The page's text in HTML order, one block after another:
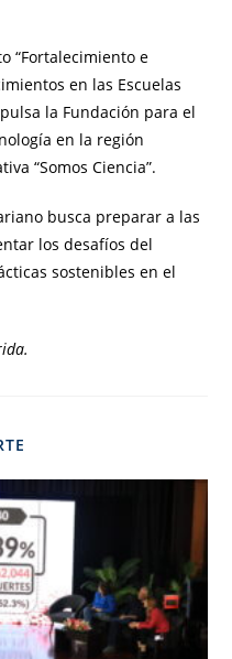
“Fortalecimiento e
en las Escuelas
la Fundación para el
en la región
“Somos Ciencia”.
busca preparar a las
los desafíos del
sostenibles en el